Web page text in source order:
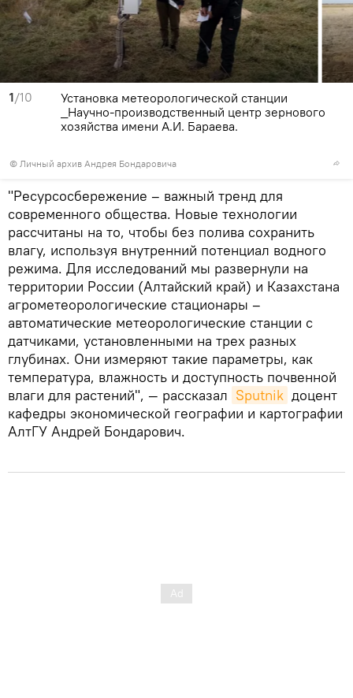
1/10
© Личный архив Андрея Бондаровича
Установка метеорологической станции
_Научно-производственный центр зернового
хозяйства имени А.И. Бараева.
"Ресурсосбережение – важный тренд для
современного общества. Новые технологии
рассчитаны на то, чтобы без полива сохранить
влагу, используя внутренний потенциал водного
режима. Для исследований мы развернули на
территории России (Алтайский край) и Казахстана
агрометеорологические стационары –
автоматические метеорологические станции с
датчиками, установленными на трех разных
глубинах. Они измеряют такие параметры, как
температура, влажность и доступность почвенной
влаги для растений", — рассказал Sputnik доцент
кафедры экономической географии и картографии
АлтГУ Андрей Бондарович.